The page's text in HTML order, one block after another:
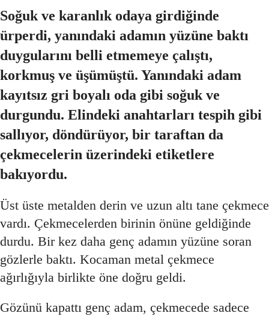
Soğuk ve karanlık odaya girdiğinde
ürperdi, yanındaki adamın yüzüne baktı
duygularını belli etmemeye çalıştı,
korkmuş ve üşümüştü. Yanındaki adam
kayıtsız gri boyalı oda gibi soğuk ve
durgundu. Elindeki anahtarları tespih gibi
sallıyor, döndürüyor, bir taraftan da
çekmecelerin üzerindeki etiketlere
bakıyordu.
Üst üste metalden derin ve uzun altı tane çekmece
vardı. Çekmecelerden birinin önüne geldiğinde
durdu. Bir kez daha genç adamın yüzüne soran
gözlerle baktı. Kocaman metal çekmece
ağırlığıyla birlikte öne doğru geldi.
Gözünü kapattı genç adam, çekmecede sadece